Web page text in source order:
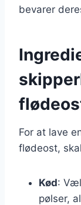
bevarer
For at lave
flødeost,
Kød:
pølser,